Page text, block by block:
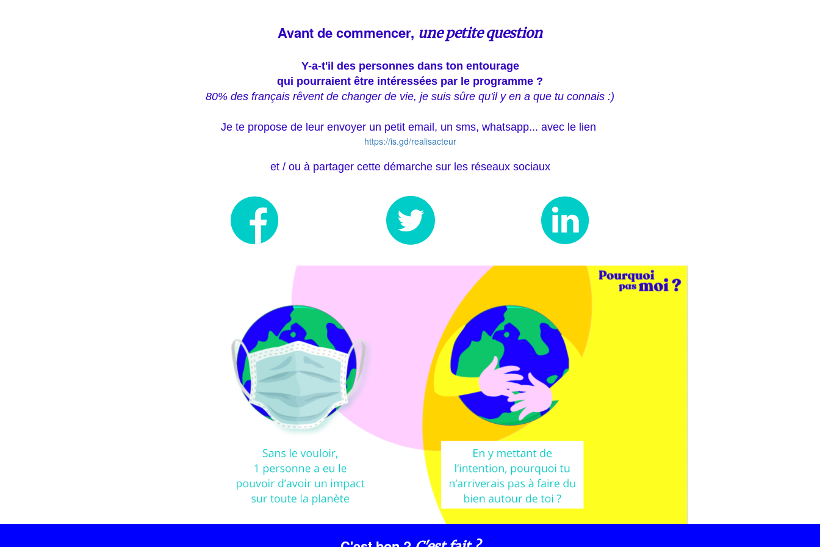
Avant de commencer, une petite question
Y-a-t'il des personnes dans ton entourage
qui pourraient être intéressées par le programme ?
80% des français rêvent de changer de vie, je suis sûre qu'il y en a que tu connais :)
Je te propose de leur envoyer un petit email, un sms, whatsapp... avec le lien
https://is.gd/realisacteur
et / ou à partager cette démarche sur les réseaux sociaux